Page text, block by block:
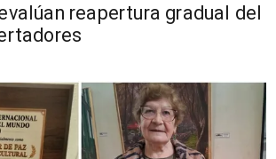
reapertura gradual del